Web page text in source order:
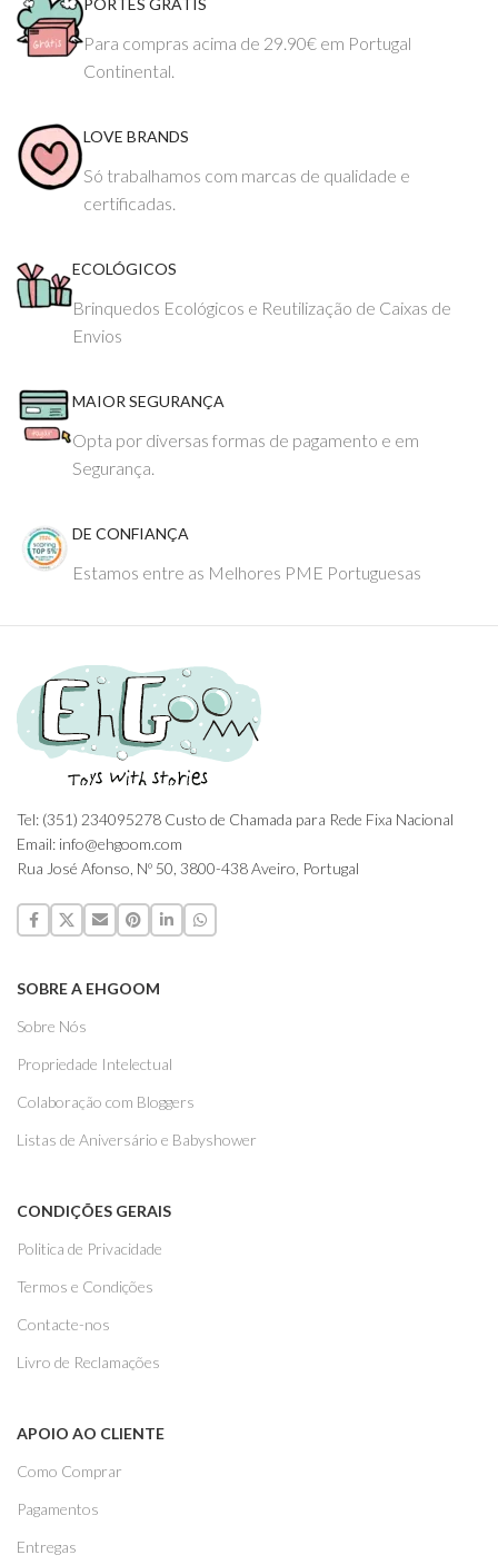
PORTES GRÁTIS
Para compras acima de 29.90€ em Portugal
Continental.
LOVE BRANDS
Só trabalhamos com marcas de qualidade e
certificadas.
ECOLÓGICOS
Brinquedos Ecológicos e Reutilização de Caixas de
Envios
MAIOR SEGURANÇA
Opta por diversas formas de pagamento e em
Segurança.
DE CONFIANÇA
Estamos entre as Melhores PME Portuguesas
Tel: (351) 234095278 Custo de Chamada para Rede Fixa Nacional
Email: info@ehgoom.com
Rua José Afonso, Nº 50, 3800-438 Aveiro, Portugal
SOBRE A EHGOOM
Sobre Nós
Propriedade Intelectual
Colaboração com Bloggers
Listas de Aniversário e Babyshower
CONDIÇÕES GERAIS
Politica de Privacidade
Termos e Condições
Contacte-nos
Livro de Reclamações
APOIO AO CLIENTE
Como Comprar
Pagamentos
Entregas